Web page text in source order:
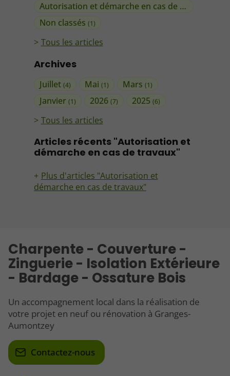
Autorisation et démarche en cas de travaux
Non classés (1)
Tous les articles
Archives
Juillet (4) Mai(1) Mars(1)
Janvier (1) 2026(7) 2025(6)
Tous les articles
Articles récents "Autorisation et
démarche en cas de travaux"
Plus d'articles "Autorisation et
démarche en cas de travaux"
Charpente - Couverture -
Zinguerie - Isolation Extérieure
- Bardage - Ossature Bois
Un accompagnement local dans la réalisation de
votre projet en neuf ou rénovation à Granges-
Aumontzey
Contactez-nous